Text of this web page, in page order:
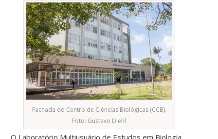
Fachada do Centro de Ciências Biológicas (CCB).
Foto: Gustavo Diehl
O Laboratório Multiusuário de Estudos em Biologia